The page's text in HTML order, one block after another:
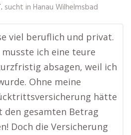
sucht in Hanau Wilhelmsbad
viel beruflich und privat.
musste ich eine teure
absagen, weil ich
Ohne meine
hätte
den gesamten Betrag
Doch die Versicherung